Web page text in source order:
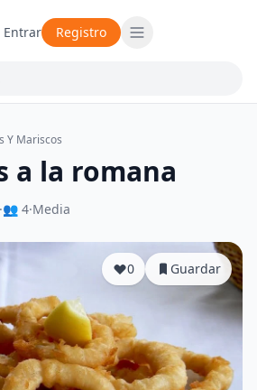
Entrar Registro
Y Mariscos
a la romana
·👥 4·Media
0 Guardar